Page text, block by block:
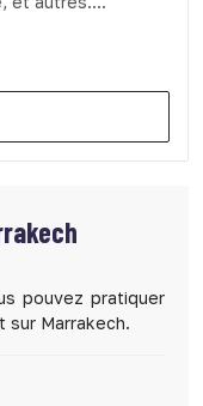
pouvez pratiquer
Marrakech.